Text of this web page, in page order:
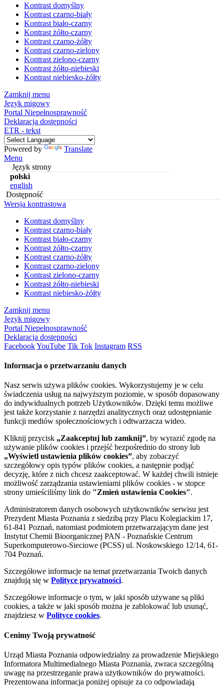
Kontrast domyślny
Kontrast czarno-biały
Kontrast biało-czarny
Kontrast żółto-czarny
Kontrast czarno-żółty
Kontrast czarno-zielony
Kontrast zielono-czarny
Kontrast żółto-niebieski
Kontrast niebiesko-żółty
Zamknij menu
Język migowy
Portal Niepełnosprawność
Deklaracja dostępności
ETR - tekst
Powered by
Translate
Menu
Język strony
polski
english
Dostępność
Wersja kontrastowa
Kontrast domyślny
Kontrast czarno-biały
Kontrast biało-czarny
Kontrast żółto-czarny
Kontrast czarno-żółty
Kontrast czarno-zielony
Kontrast zielono-czarny
Kontrast żółto-niebieski
Kontrast niebiesko-żółty
Zamknij menu
Język migowy
Portal Niepełnosprawność
Deklaracja dostępności
FacebookYouTube Tik Tok Instagram RSS
Informacja o przetwarzaniu danych
Nasz serwis używa plików cookies. Wykorzystujemy je w celu
świadczenia usług na najwyższym poziomie, w sposób dopasowany
do indywidualnych potrzeb Użytkowników. Dzięki temu możliwe
jest także korzystanie z narzędzi analitycznych oraz udostępnianie
funkcji mediów społecznościowych i odtwarzacza wideo.
Kliknij przycisk „Zaakceptuj lub zamknij”, by wyrazić zgodę na
używanie plików cookies i przejść bezpośrednio do strony lub
„Wyświetl ustawienia plików cookies”, aby zobaczyć
szczegółowy opis typów plików cookies, a następnie podjąć
decyzję, które z nich chcesz zaakceptować. W każdej chwili istnieje
możliwość zarządzania ustawieniami plików cookies - w stopce
strony umieściliśmy link do "Zmień ustawienia Cookies".
Administratorem danych osobowych użytkowników serwisu jest
Prezydent Miasta Poznania z siedzibą przy Placu Kolegiackim 17,
61-841 Poznań, natomiast podmiotem przetwarzającym dane jest
Instytut Chemii Bioorganicznej PAN - Poznańskie Centrum
Superkomputerowo-Sieciowe (PCSS) ul. Noskowskiego 12/14, 61-
704 Poznań.
Szczegółowe informacje na temat przetwarzania Twoich danych
znajdują się w Polityce prywatności.
Szczegółowe informacje o tym, w jaki sposób używane są pliki
cookies, a także w jaki sposób można je zablokować lub usunąć,
znajdziesz w Polityce cookies.
Cenimy Twoją prywatność
Urząd Miasta Poznania odpowiedzialny za prowadzenie Miejskiego
Informatora Multimedialnego Miasta Poznania, zwraca szczególną
uwagę na przestrzeganie prawa użytkowników do prywatności.
Prezentowana informacja poniżej opisuje za co odpowiadają